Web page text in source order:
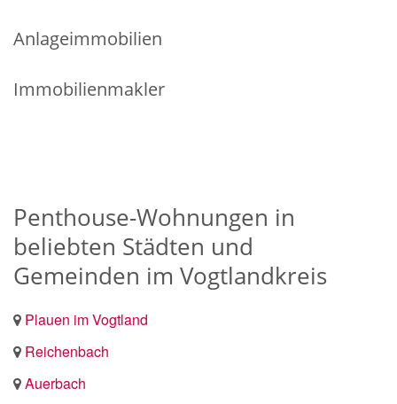
Anlageimmobilien
Immobilienmakler
Penthouse-Wohnungen in
beliebten Städten und
Gemeinden im Vogtlandkreis
Plauen im Vogtland
Reichenbach
Auerbach